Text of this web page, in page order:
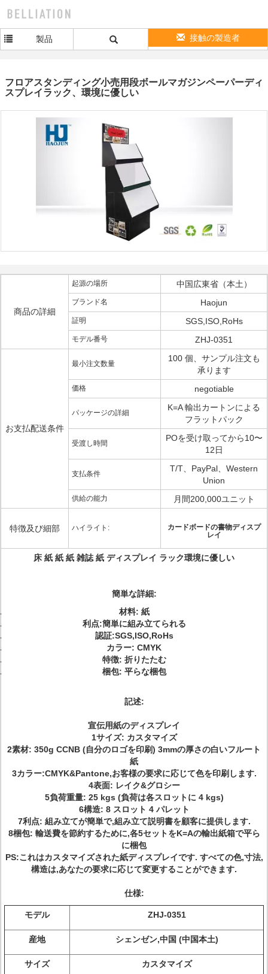
製品 接触の製造者
フロアスタンディング小売用段ボールマガジンペーパーディ
スプレイラック、環境に優しい
商品の詳細
起源の場所 中国広東省（本土）
ブランド名 Haojun
証明 SGS,ISO,RoHs
モデル番号 ZHJ-0351
お支払配送条件
最小注文数量
100 個、サンプル注文も
承ります
価格 negotiable
パッケージの詳細
K=A 輸出カートンによる
フラットパック
受渡し時間
POを受け取ってから10〜
12日
支払条件
T/T、PayPal、Western
Union
供給の能力 月間200,000ユニット
特徴及び細部 ハイライト:
カードボードの書物ディスプ
レイ
床 紙 紙 紙 雑誌 紙 ディスプレイ ラック環境に優しい
簡単な詳細:
材料: 紙
利点:簡単に組み立てられる
認証:SGS,ISO,RoHs
カラー: CMYK
特徴: 折りたたむ
梱包: 平らな梱包
記述:
宣伝用紙のディスプレイ
1サイズ: カスタマイズ
2素材: 350g CCNB (自分のロゴを印刷) 3mmの厚さの白いフルート
紙
3カラー:CMYK&Pantone,お客様の要求に応じて色を印刷します.
4表面: レイク&グロシー
5負荷重量: 25 kgs (負荷は各スロットに 4 kgs)
6構造: 8 スロット 4 パレット
7利点: 組み立てが簡単で,組み立て説明書を顧客に提供します.
8梱包: 輸送費を節約するために,各5セットをK=Aの輸出紙箱で平ら
に梱包
PS:これはカスタマイズされた紙ディスプレイです. すべての色,寸法,
構造は,あなたの要求に応じて変更することができます.
仕様:
モデル ZHJ-0351
産地 シェンゼン,中国 (中国本土)
サイズ カスタマイズ